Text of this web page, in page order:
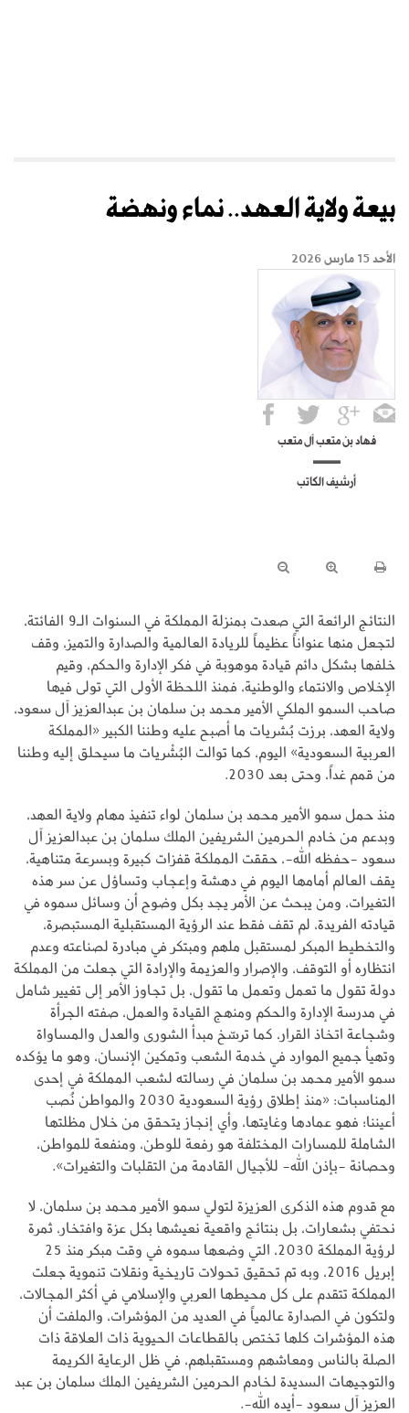
بيعة ولاية العهد.. نماء ونهضة
الأحد 15 مارس 2026
فهاد بن متعب آل متعب
أرشيف الكاتب
النتائج الرائعة التي صعدت بمنزلة المملكة في السنوات الـ9 الفائتة،
لتجعل منها عنواناً عظيماً للريادة العالمية والصدارة والتميز، وقف
خلفها بشكل دائم قيادة موهوبة في فكر الإدارة والحكم، وقيم
الإخلاص والانتماء والوطنية، فمنذ اللحظة الأولى التي تولى فيها
صاحب السمو الملكي الأمير محمد بن سلمان بن عبدالعزيز آل سعود،
ولاية العهد، برزت بُشريات ما أصبح عليه وطننا الكبير «المملكة
العربية السعودية» اليوم، كما توالت البُشْريات ما سيحلق إليه وطننا
من قمم غداً، وحتى بعد 2030.
منذ حمل سمو الأمير محمد بن سلمان لواء تنفيذ مهام ولاية العهد،
وبدعم من خادم الحرمين الشريفين الملك سلمان بن عبدالعزيز آل
سعود -حفظه الله-، حققت المملكة قفزات كبيرة وبسرعة متناهية،
يقف العالم أمامها اليوم في دهشة وإعجاب وتساؤل عن سر هذه
التغيرات، ومن يبحث عن الأمر يجد بكل وضوح أن وسائل سموه في
قيادته الفريدة، لم تقف فقط عند الرؤية المستقبلية المستبصرة،
والتخطيط المبكر لمستقبل ملهم ومبتكر في مبادرة لصناعته وعدم
انتظاره أو التوقف، والإصرار والعزيمة والإرادة التي جعلت من المملكة
دولة تقول ما تعمل وتعمل ما تقول، بل تجاوز الأمر إلى تغيير شامل
في مدرسة الإدارة والحكم ومنهج القيادة والعمل، صفته الجرأة
وشجاعة اتخاذ القرار، كما ترسّخ مبدأ الشورى والعدل والمساواة
وتهيأ جميع الموارد في خدمة الشعب وتمكين الإنسان، وهو ما يؤكده
سمو الأمير محمد بن سلمان في رسالته لشعب المملكة في إحدى
المناسبات: «منذ إطلاق رؤية السعودية 2030 والمواطن نُصب
أعيننا؛ فهو عمادها وغايتها، وأي إنجاز يتحقق من خلال مظلتها
الشاملة للمسارات المختلفة هو رفعة للوطن، ومنفعة للمواطن،
وحصانة -بإذن الله- للأجيال القادمة من التقلبات والتغيرات».
مع قدوم هذه الذكرى العزيزة لتولي سمو الأمير محمد بن سلمان، لا
نحتفي بشعارات، بل بنتائج واقعية نعيشها بكل عزة وافتخار، ثمرة
لرؤية المملكة 2030، التي وضعها سموه في وقت مبكر منذ 25
إبريل 2016، وبه تم تحقيق تحولات تاريخية ونقلات تنموية جعلت
المملكة تتقدم على كل محيطها العربي والإسلامي في أكثر المجالات،
ولتكون في الصدارة عالمياً في العديد من المؤشرات، والملفت أن
هذه المؤشرات كلها تختص بالقطاعات الحيوية ذات العلاقة ذات
الصلة بالناس ومعاشهم ومستقبلهم، في ظل الرعاية الكريمة
والتوجيهات السديدة لخادم الحرمين الشريفين الملك سلمان بن عبد
العزيز آل سعود -أيده الله-.